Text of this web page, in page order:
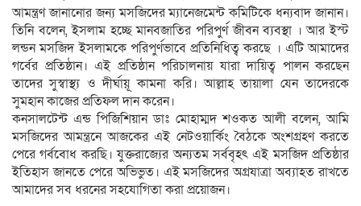
আমন্ত্রণ জানানোর জন্য মসজিদের ম্যানেজমেন্ট কমিটিকে ধন্যবাদ জানান।
তিনি বলেন, ইসলাম হচ্ছে মানবজাতির পরিপুর্ণ জীবন ব্যবস্থা । আর ইস্ট
লন্ডন মসজিদ ইসলামকে পরিপুর্ণভাবে প্রতিনিধিত্ব করছে । এটি আমাদের
গর্বের প্রতিষ্ঠান। এই প্রতিষ্ঠান পরিচালনায় যারা দায়িত্ব পালন করছেন
তাদের সুস্বাস্থ্য ও দীর্ঘায়ূ কামনা করি। আল্লাহ তায়ালা যেন তাদেরকে
সুমহান কাজের প্রতিফল দান করেন।
কনসালটেন্ট এন্ড পিজিশিয়ান ডাঃ মোহাম্মদ শওকত আলী বলেন, আমি
মসজিদের আমন্ত্রনে আজকের এই নেটওয়ার্কিং বৈঠকে অংশগ্রহণ করতে
পেরে গর্ববোধ করছি। যুক্তরাজ্যের অন্যতম সর্ববৃহৎ এই মসজিদ প্রতিষ্ঠার
ইতিহাস জানতে পেরে অভিভুত। এই মসজিদের অগ্রযাত্রা অব্যাহত রাখতে
আমাদের সব ধরনের সহযোগিতা করা প্রয়োজন।